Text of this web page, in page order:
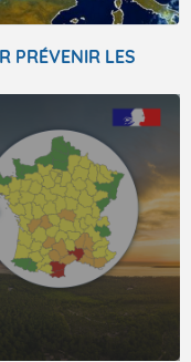
PRÉVENIR LES